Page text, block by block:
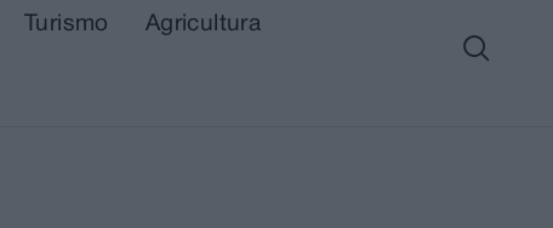
Turismo Agricultura